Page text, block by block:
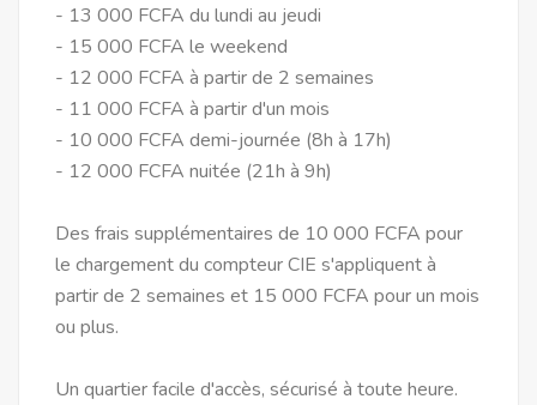
- 13 000 FCFA du lundi au jeudi
- 15 000 FCFA le weekend
- 12 000 FCFA à partir de 2 semaines
- 11 000 FCFA à partir d'un mois
- 10 000 FCFA demi-journée (8h à 17h)
- 12 000 FCFA nuitée (21h à 9h)
Des frais supplémentaires de 10 000 FCFA pour
le chargement du compteur CIE s'appliquent à
partir de 2 semaines et 15 000 FCFA pour un mois
ou plus.
Un quartier facile d'accès, sécurisé à toute heure.